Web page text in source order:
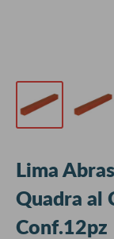
Lima
Quadra al
Conf.12pz